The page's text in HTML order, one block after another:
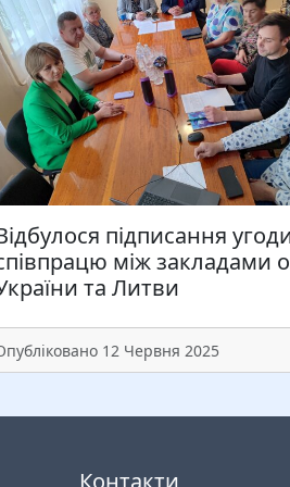
підписання
між закладами
та Литви
12 Червня 2025
Контакти